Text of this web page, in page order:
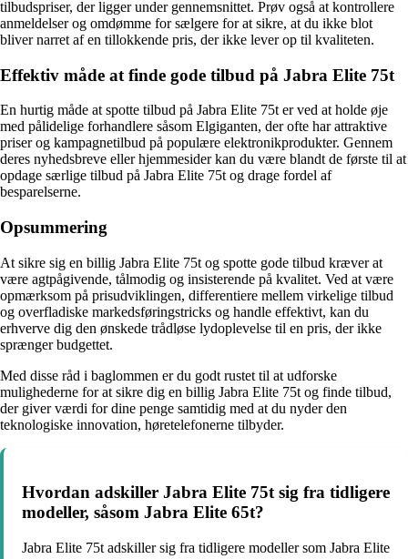
tilbudspriser, der ligger under gennemsnittet. Prøv også at kontrollere
anmeldelser og omdømme for sælgere for at sikre, at du ikke blot
bliver narret af en tillokkende pris, der ikke lever op til kvaliteten.
Effektiv måde at finde gode tilbud på Jabra Elite 75t
En hurtig måde at spotte tilbud på Jabra Elite 75t er ved at holde øje
med pålidelige forhandlere såsom Elgiganten, der ofte har attraktive
priser og kampagnetilbud på populære elektronikprodukter. Gennem
deres nyhedsbreve eller hjemmesider kan du være blandt de første til at
opdage særlige tilbud på Jabra Elite 75t og drage fordel af
besparelserne.
Opsummering
At sikre sig en billig Jabra Elite 75t og spotte gode tilbud kræver at
være agtpågivende, tålmodig og insisterende på kvalitet. Ved at være
opmærksom på prisudviklingen, differentiere mellem virkelige tilbud
og overfladiske markedsføringstricks og handle effektivt, kan du
erhverve dig den ønskede trådløse lydoplevelse til en pris, der ikke
sprænger budgettet.
Med disse råd i baglommen er du godt rustet til at udforske
mulighederne for at sikre dig en billig Jabra Elite 75t og finde tilbud,
der giver værdi for dine penge samtidig med at du nyder den
teknologiske innovation, høretelefonerne tilbyder.
Hvordan adskiller Jabra Elite 75t sig fra tidligere
modeller, såsom Jabra Elite 65t?
Jabra Elite 75t adskiller sig fra tidligere modeller som Jabra Elite